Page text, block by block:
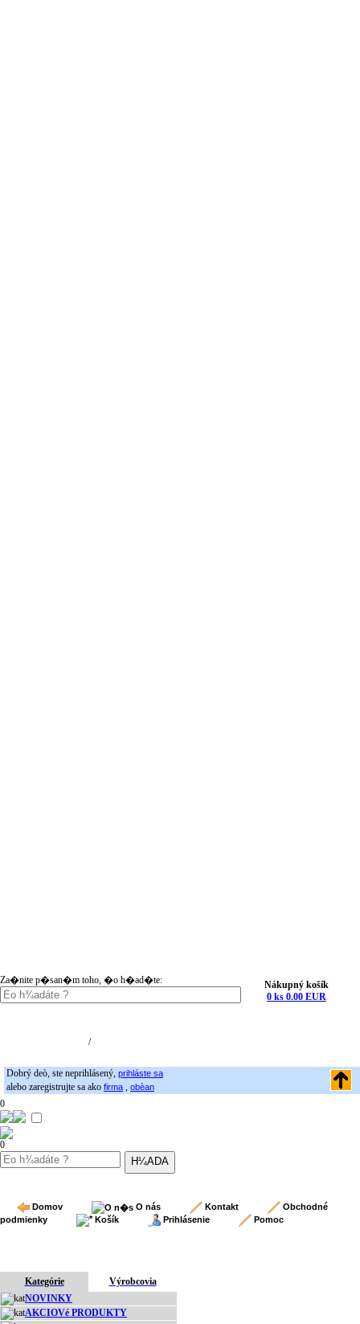
Za�nite p�san�m toho, �o h�ad�te:
Nákupný košík
0 ks 0.00 EUR
/
Dobrý deò, ste neprihlásený, prihláste sa
alebo zaregistrujte sa ako firma obèan
0
0
Domov O nás Kontakt
Obchodné
podmienky
Košík Prihlásenie Pomoc
Kategórie
Výrobcovia
NOVINKY
AKCIOVé PRODUKTY